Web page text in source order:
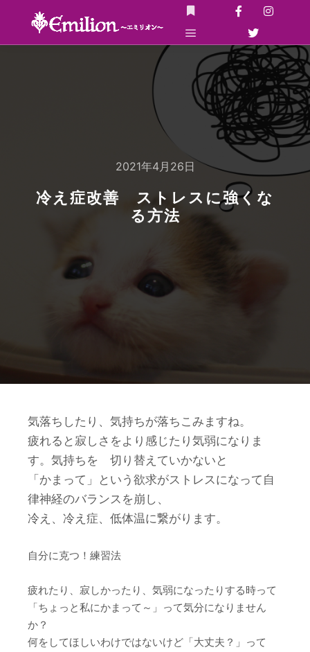
詳細
メインメニュー
2021年4月26日
冷え症改善 ストレスに強くな
る方法
気落ちしたり、気持ちが落ちこみますね。
疲れると寂しさをより感じたり気弱になりま
す。気持ちを 切り替えていかないと
「かまって」という欲求がストレスになって自
律神経のバランスを崩し、
冷え、冷え症、低体温に繋がります。
自分に克つ！練習法
疲れたり、寂しかったり、気弱になったりする時って
「ちょっと私にかまって～」って気分になりません
か？
何をしてほしいわけではないけど「大丈夫？」って